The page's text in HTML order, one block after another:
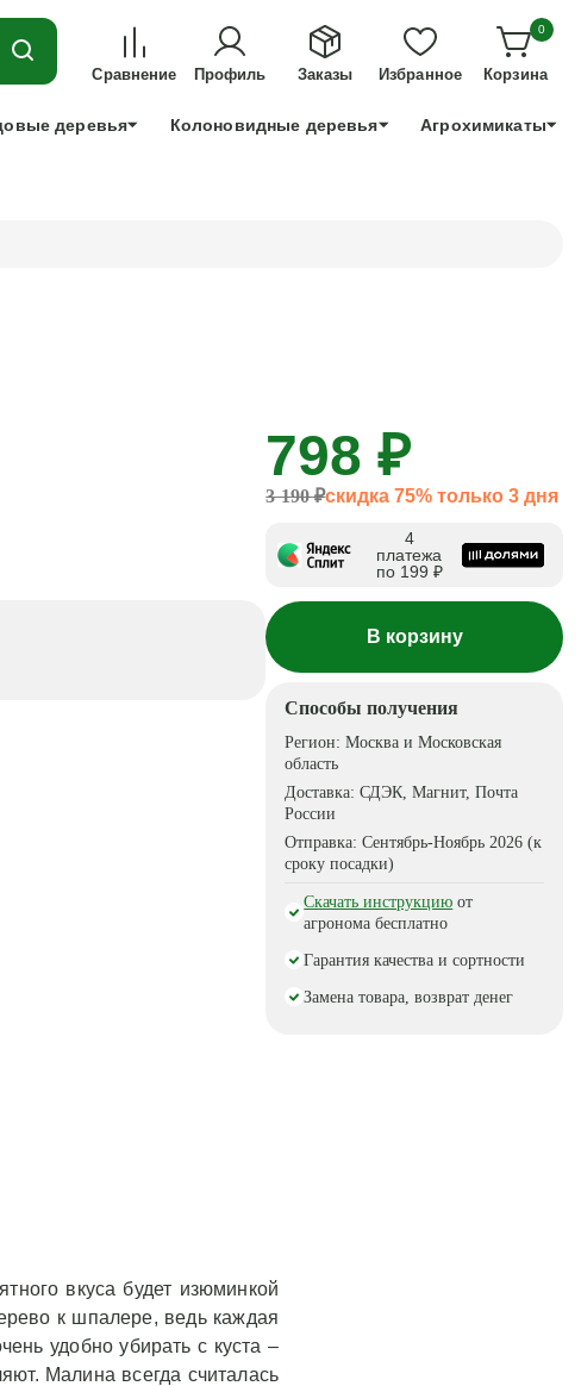
ДЛЯ ТЕХ, КТО УСПЕЕТ!
+7 991 898 83 30
Сравнение Профиль Заказы Избранное
0
Корзина
деревья Колоновидные деревья Агрохимикаты
798 ₽
3 190 ₽скидка 75% только 3 дня
4
платежа
по 199 ₽
В корзину
Способы получения
Регион:Москва и Московская
область
Доставка:СДЭК, Магнит, Почта
России
Отправка:Сентябрь-Ноябрь 2026 (к
сроку посадки)
Скачать инструкцию от
агронома бесплатно
Гарантия качества и сортности
Замена товара, возврат денег
вкуса будет изюминкой
к шпалере, ведь каждая
удобно убирать с куста –
Малина всегда считалась